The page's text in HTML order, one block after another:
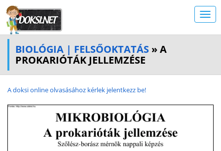
BIOLÓGIA | FELSŐOKTATÁS » A
PROKARIÓTÁK JELLEMZÉSE
A doksi online olvasásához kérlek jelentkezz be!